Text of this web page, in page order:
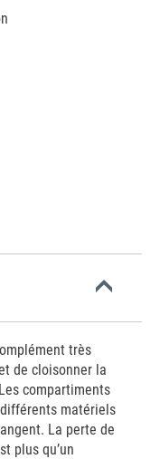
très
de cloisonner la
compartiments
matériels
La perte de
plus qu’un